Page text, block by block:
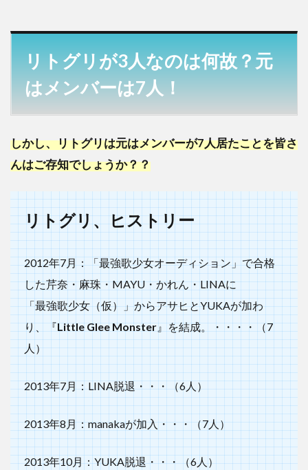
リトグリが3人なのは何故？元
はメンバーは7人！
しかし、リトグリは元はメンバーが7人居たことを皆さ
んはご存知でしょうか？？
リトグリ、ヒストリー
2012年7月：「最強歌少女オーディション」で合格
した芹奈・麻珠・MAYU・かれん・LINAに
「最強歌少女（仮）」からアサヒとYUKAが加わ
り、『Little Glee Monster』を結成。・・・・（7
人）
2013年7月：LINA脱退・・・（6人）
2013年8月：manakaが加入・・・（7人）
2013年10月：YUKA脱退・・・（6人）